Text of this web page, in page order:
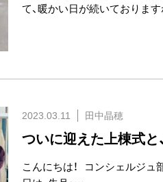
て、暖かい日が続いておりま
2023.03.11 田中晶穂
ついに迎えた上棟式と
こんにちは！ コンシェルジ